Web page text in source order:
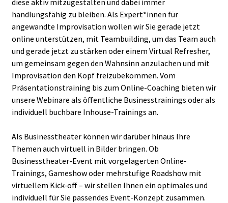
handlungsfähig zu bleiben. Als Expert*innen für
angewandte Improvisation wollen wir Sie gerade jetzt
online unterstützen, mit Teambuilding, um das Team auch
und gerade jetzt zu stärken oder einem Virtual Refresher,
um gemeinsam gegen den Wahnsinn anzulachen und mit
Improvisation den Kopf freizubekommen. Vom
Präsentationstraining bis zum Online-Coaching bieten wir
unsere Webinare als öffentliche Businesstrainings oder als
individuell buchbare Inhouse-Trainings an.
Als Businesstheater können wir darüber hinaus Ihre
Themen auch virtuell in Bilder bringen. Ob
Businesstheater-Event mit vorgelagerten Online-
Trainings, Gameshow oder mehrstufige Roadshow mit
virtuellem Kick-off – wir stellen Ihnen ein optimales und
individuell für Sie passendes Event-Konzept zusammen.